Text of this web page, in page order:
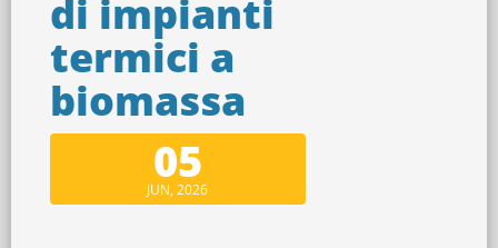
di impianti
termici a
biomassa
05
JUN, 2026